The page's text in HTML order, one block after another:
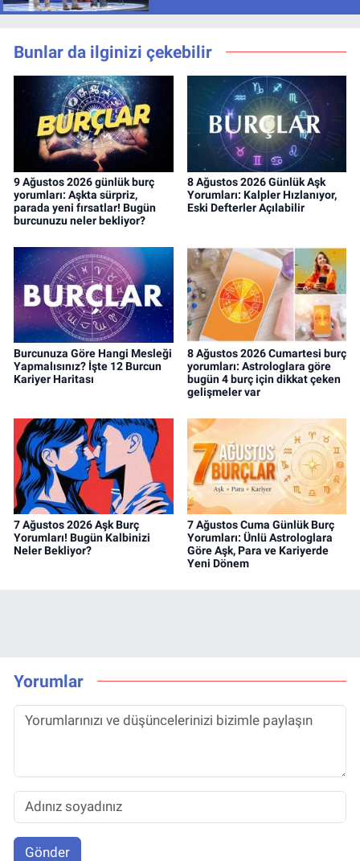
Bunlar da ilginizi çekebilir
9 Ağustos 2026 günlük burç
yorumları: Aşkta sürpriz,
parada yeni fırsatlar! Bugün
burcunuzu neler bekliyor?
8 Ağustos 2026 Günlük Aşk
Yorumları: Kalpler Hızlanıyor,
Eski Defterler Açılabilir
Burcunuza Göre Hangi Mesleği
Yapmalısınız? İşte 12 Burcun
Kariyer Haritası
8 Ağustos 2026 Cumartesi burç
yorumları: Astrologlara göre
bugün 4 burç için dikkat çeken
gelişmeler var
7 Ağustos 2026 Aşk Burç
Yorumları! Bugün Kalbinizi
Neler Bekliyor?
7 Ağustos Cuma Günlük Burç
Yorumları: Ünlü Astrologlara
Göre Aşk, Para ve Kariyerde
Yeni Dönem
Yorumlar
Gönder